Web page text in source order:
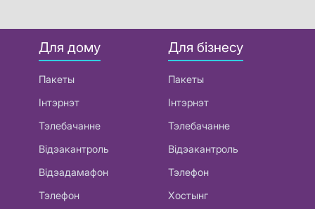
Для дому
Пакеты
Інтэрнэт
Тэлебачанне
Відэакантроль
Відэадамафон
Тэлефон
Для бізнесу
Пакеты
Інтэрнэт
Тэлебачанне
Відэакантроль
Тэлефон
Хостынг